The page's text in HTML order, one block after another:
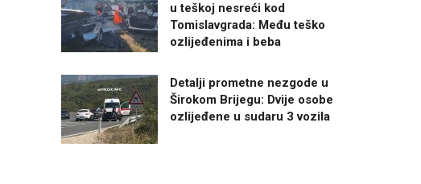
u teškoj nesreći kod
Tomislavgrada: Među teško
ozlijeđenima i beba
Detalji prometne nezgode u
Širokom Brijegu: Dvije osobe
ozlijeđene u sudaru 3 vozila